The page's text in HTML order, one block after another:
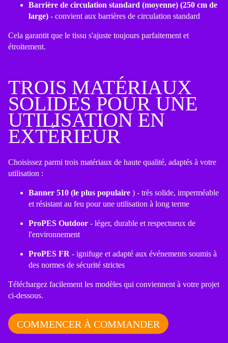
Barrière de circulation standard (moyenne) (250 cm de
large) - convient aux barrières de circulation standard
Cela garantit que le tissu s'ajuste toujours parfaitement et
étroitement.
TROIS MATÉRIAUX
SOLIDES POUR UNE
UTILISATION EN
EXTÉRIEUR
Choisissez parmi trois matériaux de haute qualité, adaptés à votre
utilisation :
Banner 510 (le plus populaire ) - très solide, imperméable
et résistant au feu pour une utilisation à long terme
ProPES Outdoor - léger, durable et respectueux de
l'environnement
ProPES FR - ignifuge et adapté aux événements soumis à
des normes de sécurité strictes
Téléchargez facilement les modèles qui conviennent à votre projet
ci-dessous.
COMMENCER À COMMANDER